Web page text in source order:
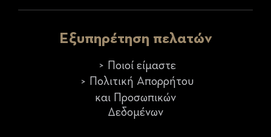
Εξυπηρέτηση πελατών
Ποιοί είμαστε
Πολιτική Απορρήτου
και Προσωπικών
Δεδομένων